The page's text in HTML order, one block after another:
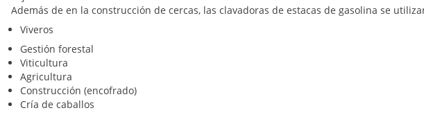
Además de en la construcción de cercas, las clavadoras de estacas de gasolina se
Viveros
Gestión forestal
Viticultura
Agricultura
Construcción (encofrado)
Cría de caballos